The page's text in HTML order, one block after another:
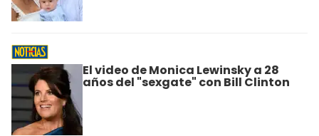
El video de Monica Lewinsky a 28
años del "sexgate" con Bill Clinton